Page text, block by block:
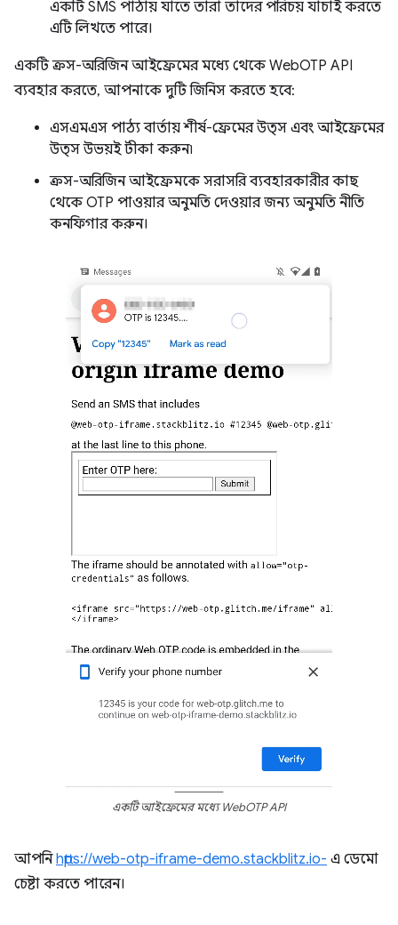
একটি SMS পাঠায় যাতে তারা তাদের পরিচয় যাচাই করতে
এটি লিখতে পারে।
একটি ক্রস-অরিজিন আইফ্রেমের মধ্যে থেকে WebOTP API
ব্যবহার করতে, আপনাকে দুটি জিনিস করতে হবে:
এসএমএস পাঠ্য বার্তায় শীর্ষ-ফ্রেমের উত্স এবং আইফ্রেমের
উত্স উভয়ই টীকা করুন৷
ক্রস-অরিজিন আইফ্রেমকে সরাসরি ব্যবহারকারীর কাছ
থেকে OTP পাওয়ার অনুমতি দেওয়ার জন্য অনুমতি নীতি
কনফিগার করুন।
একটি আইফ্রেমের মধ্যে WebOTP API
আপনিhttps://web-otp-iframe-demo.stackblitz.io- এ ডেমো
চেষ্টা করতে পারেন।